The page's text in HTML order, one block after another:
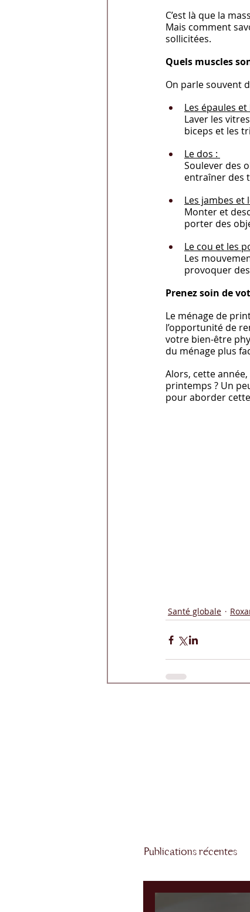
C’est là que la
Mais comment
sollicitées.
Quels muscles
On parle souvent
Les épaules et
Laver les
biceps et les
Le dos :
Soulever des
entraîner des
Les jambes et
Monter et
porter des
Le cou et les
Les
provoquer
Prenez soin de
Le ménage de
l’opportunité de
votre bien-être
du ménage plus
Alors, cette
printemps ? Un
pour aborder
Santé globale
Publications récentes